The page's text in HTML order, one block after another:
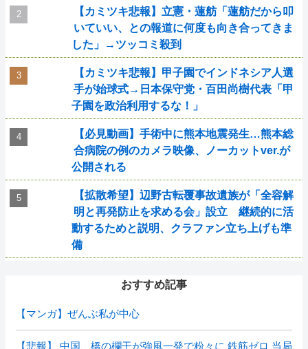
【カミツキ悲報】立憲・蓮舫「蓮舫だから叩
いていい、との報道に何度も向き合ってきま
した」→ツッコミ殺到
【カミツキ悲報】甲子園でインドネシア人選
手が始球式→日本保守党・百田尚樹代表「甲
子園を政治利用するな！」
【必見動画】手術中に熊本地震発生…熊本総
合病院の例のカメラ映像、ノーカットver.が
公開される
【拡散希望】辺野古転覆事故遺族が「全容解
明と再発防止を求める会」設立 継続的に活
動するためと説明、クラファン立ち上げも準
備
おすすめ記事
【マンガ】ぜんぶ私が中心
【悲報】 中国、橋の欄干が強風一発で粉々に 鉄筋ゼロ 当局